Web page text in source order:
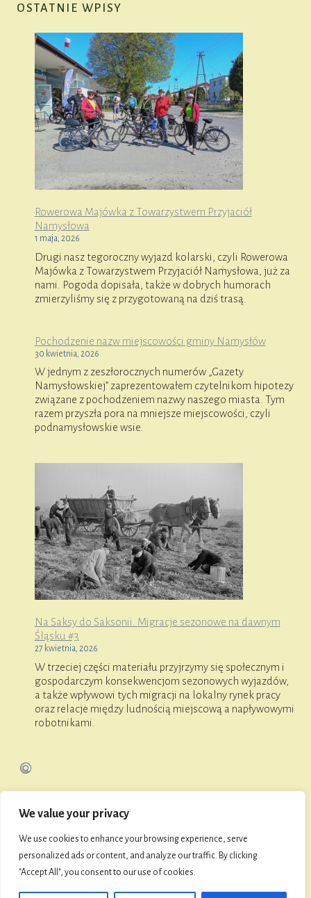
We value your privacy
We use cookies to enhance your browsing experience, serve
personalized ads or content, and analyze our traffic. By clicking
"Accept All", you consent to our use of cookies.
OSTATNIE WPISY
Rowerowa Majówka z Towarzystwem Przyjaciół
Namysłowa
1 maja, 2026
Drugi nasz tegoroczny wyjazd kolarski, czyli Rowerowa
Majówka z Towarzystwem Przyjaciół Namysłowa, już za
nami. Pogoda dopisała, także w dobrych humorach
zmierzyliśmy się z przygotowaną na dziś trasą.
Pochodzenie nazw miejscowości gminy Namysłów
30 kwietnia, 2026
W jednym z zeszłorocznych numerów „Gazety
Namysłowskiej” zaprezentowałem czytelnikom hipotezy
związane z pochodzeniem nazwy naszego miasta. Tym
razem przyszła pora na mniejsze miejscowości, czyli
podnamysłowskie wsie.
Na Saksy do Saksonii. Migracje sezonowe na dawnym
Śląsku #3
27 kwietnia, 2026
W trzeciej części materiału przyjrzymy się społecznym i
gospodarczym konsekwencjom sezonowych wyjazdów,
a także wpływowi tych migracji na lokalny rynek pracy
oraz relacje między ludnością miejscową a napływowymi
robotnikami.
O FaniMani